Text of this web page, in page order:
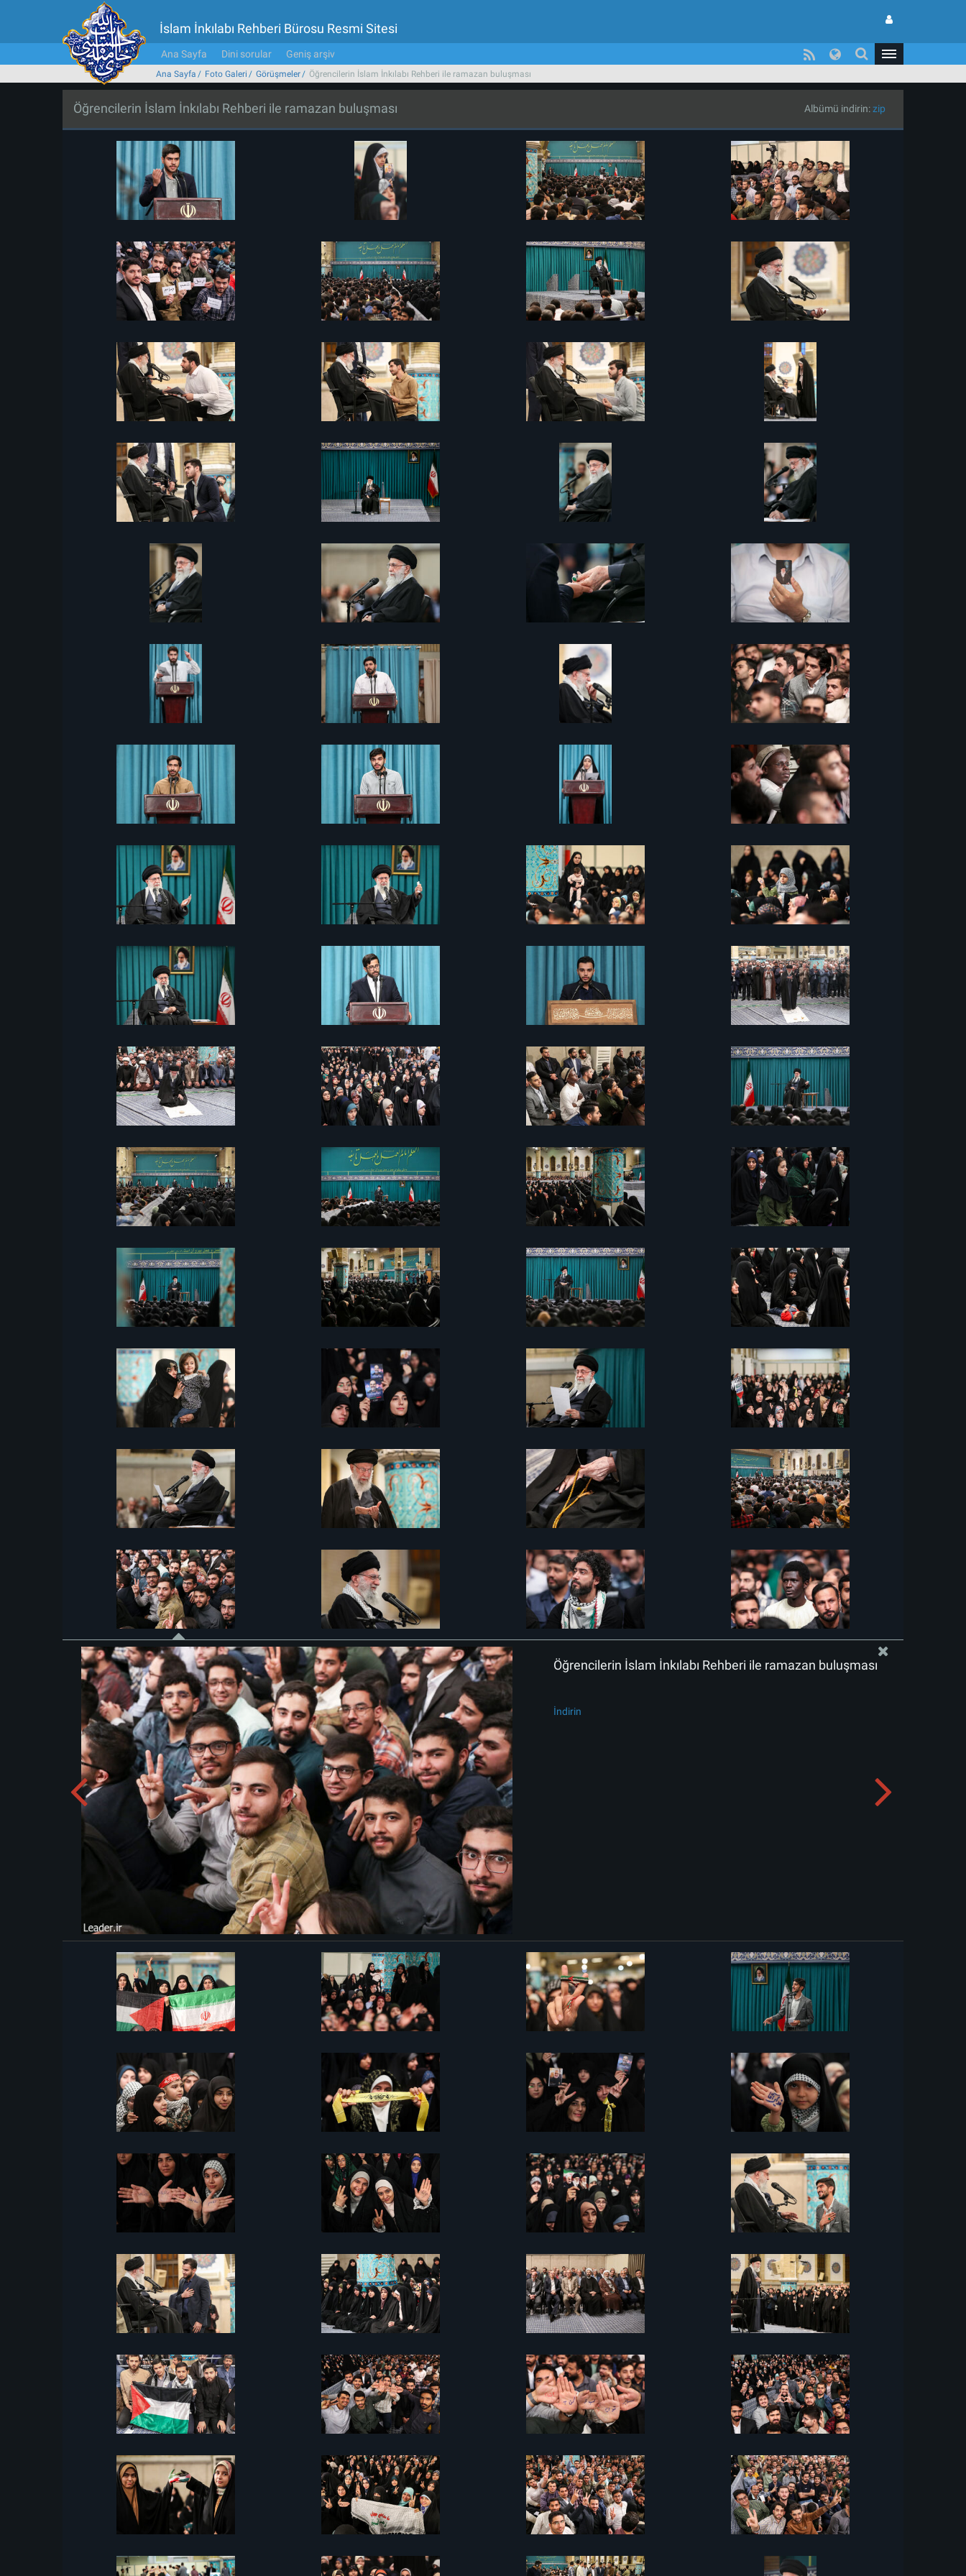
İslam İnkılabı Rehberi Bürosu Resmi Sitesi
Ana Sayfa Dini sorular Geniş arşiv
Ana Sayfa Foto Galeri Görüşmeler Öğrencilerin İslam İnkılabı Rehberi ile ramazan buluşması
Öğrencilerin İslam İnkılabı Rehberi ile ramazan buluşması Albümü indirin:zip
Öğrencilerin İslam İnkılabı Rehberi ile ramazan buluşması
İndirin